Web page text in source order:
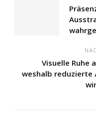
Visuelle Ruhe
weshalb reduzierte